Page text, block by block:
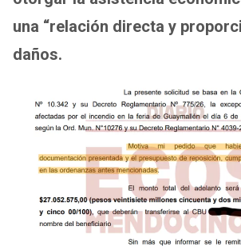
una “relación directa y
daños.